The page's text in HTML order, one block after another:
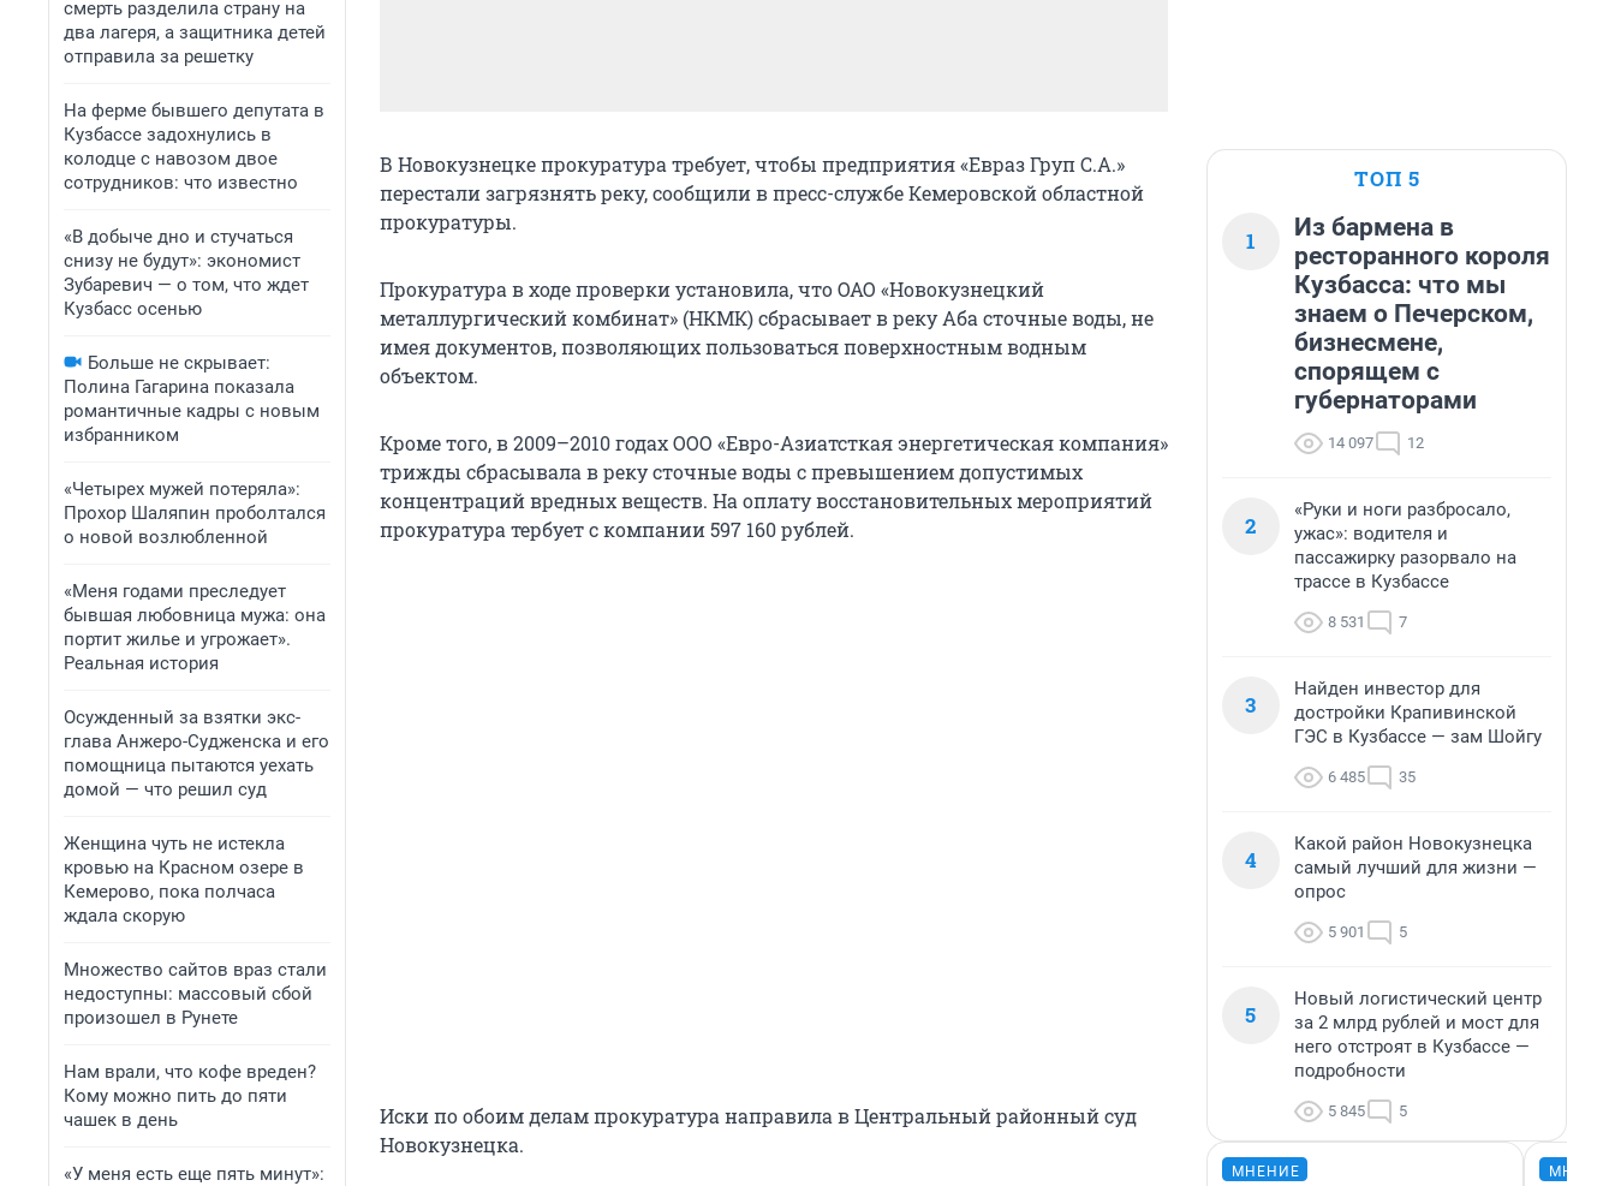
смерть разделила страну на
два лагеря, а защитника детей
отправила за решетку
На ферме бывшего депутата в
Кузбассе задохнулись в
колодце с навозом двое
сотрудников: что известно
«В добыче дно и стучаться
снизу не будут»: экономист
Зубаревич — о том, что ждет
Кузбасс осенью
Больше не скрывает:
Полина Гагарина показала
романтичные кадры с новым
избранником
«Четырех мужей потеряла»:
Прохор Шаляпин проболтался
о новой возлюбленной
«Меня годами преследует
бывшая любовница мужа: она
портит жилье и угрожает».
Реальная история
Осужденный за взятки экс-
глава Анжеро-Судженска и его
помощница пытаются уехать
домой — что решил суд
Женщина чуть не истекла
кровью на Красном озере в
Кемерово, пока полчаса
ждала скорую
Множество сайтов враз стали
недоступны: массовый сбой
произошел в Рунете
Нам врали, что кофе вреден?
Кому можно пить до пяти
чашек в день
«У меня есть еще пять минут»:
В Новокузнецке прокуратура требует, чтобы предприятия «Евраз Груп С.А.»
перестали загрязнять реку, сообщили в пресс-службе Кемеровской областной
прокуратуры.
Прокуратура в ходе проверки установила, что ОАО «Новокузнецкий
металлургический комбинат» (НКМК) сбрасывает в реку Аба сточные воды, не
имея документов, позволяющих пользоваться поверхностным водным
объектом.
Кроме того, в 2009–2010 годах ООО «Евро-Азиатсткая энергетическая компания»
трижды сбрасывала в реку сточные воды с превышением допустимых
концентраций вредных веществ. На оплату восстановительных мероприятий
прокуратура тербует с компании 597 160 рублей.
Иски по обоим делам прокуратура направила в Центральный районный суд
Новокузнецка.
ТОП 5
1
Из бармена в
ресторанного короля
Кузбасса: что мы
знаем о Печерском,
бизнесмене,
спорящем с
губернаторами
14 097 12
2
«Руки и ноги разбросало,
ужас»: водителя и
пассажирку разорвало на
трассе в Кузбассе
8 531 7
3
Найден инвестор для
достройки Крапивинской
ГЭС в Кузбассе — зам Шойгу
6 485 35
4
Какой район Новокузнецка
самый лучший для жизни —
опрос
5 901 5
5
Новый логистический центр
за 2 млрд рублей и мост для
него отстроят в Кузбассе —
подробности
5 845 5
МНЕНИЕ